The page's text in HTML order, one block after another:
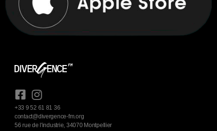
+33 9 52 61 81 36
contact@divergence-fm.org
56 rue de l'industrie, 34070 Montpellier